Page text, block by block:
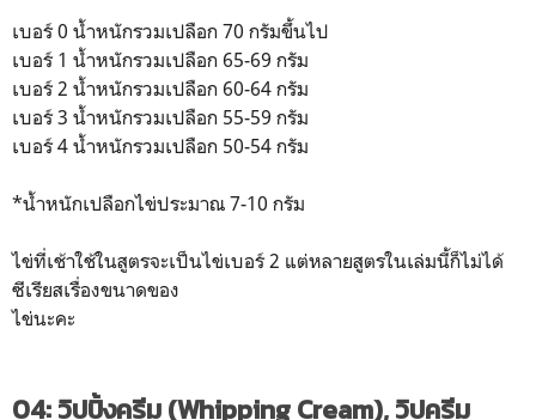
เบอร์ 0 น้ำหนักรวมเปลือก 70 กรัมขึ้นไป
เบอร์ 1 น้ำหนักรวมเปลือก 65-69 กรัม
เบอร์ 2 น้ำหนักรวมเปลือก 60-64 กรัม
เบอร์ 3 น้ำหนักรวมเปลือก 55-59 กรัม
เบอร์ 4 น้ำหนักรวมเปลือก 50-54 กรัม
*น้ำหนักเปลือกไข่ประมาณ 7-10 กรัม
ไข่ที่เช้าใช้ในสูตรจะเป็นไข่เบอร์ 2 แต่หลายสูตรในเล่มนี้ก็ไม่ได้
ซีเรียสเรื่องขนาดของ
ไข่นะคะ
04: วิปปิ้งครีม (Whipping Cream), วิปครีม